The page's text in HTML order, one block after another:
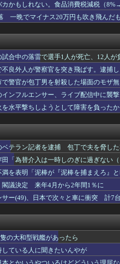
まるｗｗｗｗ
エッッッッッッッッッッ！
子マネージャーが発見される
と肉体の限界を迎える
ブ配信中に自殺
600円）、卑猥すぎて賛否両論ｗｗｗ
活に馴染めるか不安で咽び泣く
で夫に専業主夫になってほしいと頼ん
5-4｜ファーム交流戦7回戦｜個人成績
たではないか・・・？
のか？
った理由
原因は『これ』の可能性
カかもしれない。食品消費税減税（
一晩でマイナス20万円も吹き飛んだ
試合中の落雷で選手1人が死亡、12人が
不良外人が警察官を突き飛ばす。逮捕
で警官が包丁男を射殺した場面のモザ
インフルエンサー、ライブ配信中に襲撃
を水平撃ちしようとして障害を負ったか
ベテラン記者を逮捕 包丁で夫を脅し
田「為替介入は一時しのぎに過ぎない（
を表明「泥棒が『泥棒を捕まえろ』
閣議決定 来年4月から2年間1％に
サー(49)、日本で次々と車に衝突 計7
の大和型戦艦があったら
ている人に聞きたいんやが